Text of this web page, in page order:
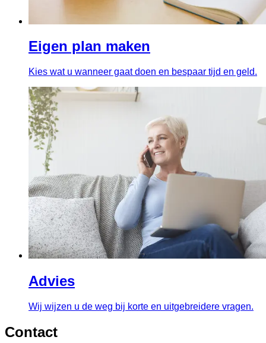
Eigen plan maken
Kies wat u wanneer gaat doen en bespaar tijd en geld.
Advies
Wij wijzen u de weg bij korte en uitgebreidere vragen.
Contact